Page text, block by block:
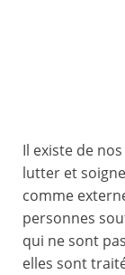
Il existe de
lutter et
comme
personnes
qui ne sont
elles sont